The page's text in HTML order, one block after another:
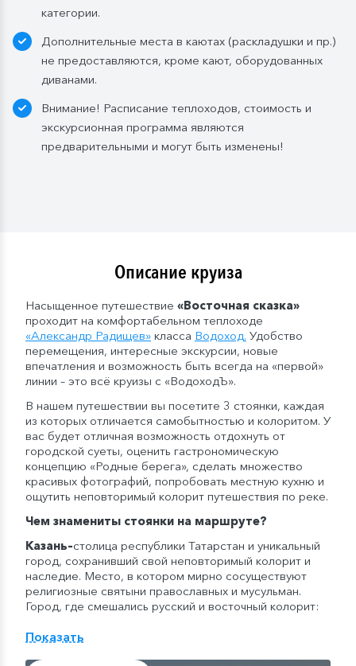
— в рейсах до 4 дней включительно: 1 бутылка (0,5
л.) при одноместном размещении, 1 бутылка (1,5 л.)
в 2- и 3-местном размещении;
— в рейсах от 5 дней до 10 дней включительно: 1
бутылка (1,5 л.);
— в рейсах от 16 до 20 дней включительно: 3
бутылки (1,5 л.);
категории.
Дополнительные места в каютах (раскладушки и пр.)
не предоставляются, кроме кают, оборудованных
диванами.
Внимание! Расписание теплоходов, стоимость и
экскурсионная программа являются
предварительными и могут быть изменены!
Описание круиза
Насыщенное путешествие «Восточная сказка»
проходит на комфортабельном теплоходе
«Александр Радищев» класса Водоход. Удобство
перемещения, интересные экскурсии, новые
впечатления и возможность быть всегда на «первой»
линии – это всё круизы с «ВодоходЪ».
В нашем путешествии вы посетите 3 стоянки, каждая
из которых отличается самобытностью и колоритом. У
вас будет отличная возможность отдохнуть от
городской суеты, оценить гастрономическую
концепцию «Родные берега», сделать множество
красивых фотографий, попробовать местную кухню и
ощутить неповторимый колорит путешествия по реке.
Чем знамениты стоянки на маршруте?
Казань–столица республики Татарстан и уникальный
город, сохранивший свой неповторимый колорит и
наследие. Место, в котором мирно сосуществуют
религиозные святыни православных и мусульман.
Город, где смешались русский и восточный колорит:
маковки старинных церквей, башни звонниц и
Показать